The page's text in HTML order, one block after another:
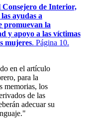
Consejero de Interior,
ayudas a
promuevan la
y apoyo a las víctimas
mujeres. Página 10.
en el artículo
para la
memorias, los
de las
adecuar su